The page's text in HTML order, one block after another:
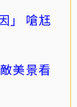
」 嗆尪
美景看